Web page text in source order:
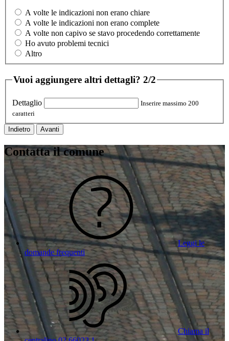
A volte le indicazioni non erano chiare
A volte le indicazioni non erano complete
A volte non capivo se stavo procedendo correttamente
Ho avuto problemi tecnici
Altro
Vuoi aggiungere altri dettagli? 2/2
Dettaglio
Inserire massimo 200
caratteri
Indietro Avanti
Contatta il comune
Leggi le
domande frequenti
Chiama il